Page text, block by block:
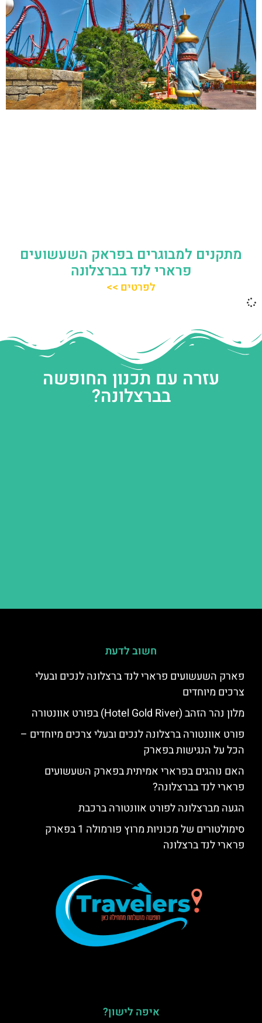
מתקנים למבוגרים בפראק השעשועים
פרארי לנד בברצלונה
לפרטים >>
עזרה עם תכנון החופשה
בברצלונה?
חשוב לדעת
פארק השעשועים פרארי לנד ברצלונה לנכים ובעלי
צרכים מיוחדים
מלון נהר הזהב (Hotel Gold River) בפורט אוונטורה
פורט אוונטורה ברצלונה לנכים ובעלי צרכים מיוחדים –
הכל על הנגישות בפארק
האם נוהגים בפרארי אמיתית בפארק השעשועים
פרארי לנד בברצלונה?
הגעה מברצלונה לפורט אוונטורה ברכבת
סימולטורים של מכוניות מרוץ פורמולה 1 בפארק
פרארי לנד ברצלונה
איפה לישון?